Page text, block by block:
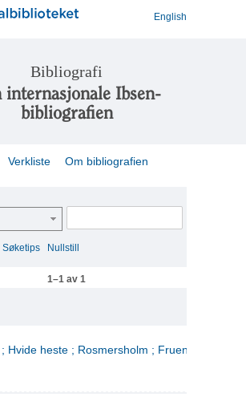
English
Bibliografi
internasjonale Ibsen-
bibliografien
Verkliste Om bibliografien
Søketips Nullstill
1–1 av 1
Hvide heste ; Rosmersholm ; Fruen fra havet